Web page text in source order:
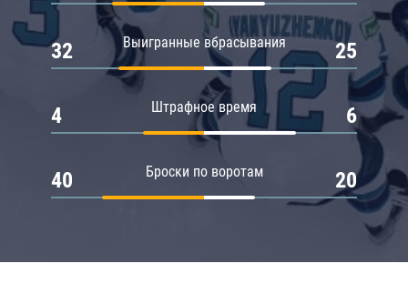
Выигранные вбрасывания
32 25
Штрафное время
4 6
Броски по воротам
40 20